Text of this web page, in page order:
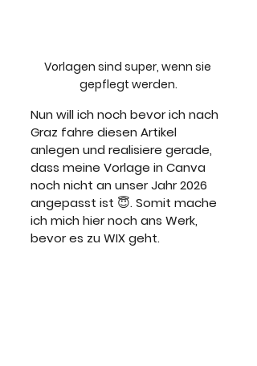
Vorlagen sind super, wenn sie
gepflegt werden.
Nun will ich noch bevor ich nach
Graz fahre diesen Artikel
anlegen und realisiere gerade,
dass meine Vorlage in Canva
noch nicht an unser Jahr 2026
angepasst ist 😇. Somit mache
ich mich hier noch ans Werk,
bevor es zu WIX geht.